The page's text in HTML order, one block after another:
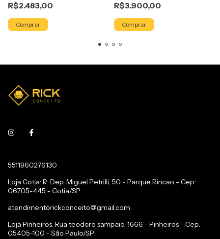
R$2.483,00
Comprar
R$3.900,00
Comprar
5511960276130
Loja Cotia: R. Dep. Miguel Petrilli, 50 - Parque Rincao - Cep:
06705-445 - Cotia/SP
atendimentorickconceito@gmail.com
Loja Pinheiros: Rua teodoro sampaio, 1666 - Pinheiros - Cep:
05405-100 - São Paulo/SP